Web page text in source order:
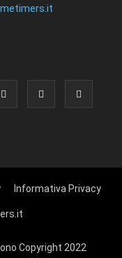
Informativa Privacy
Copyright 2022